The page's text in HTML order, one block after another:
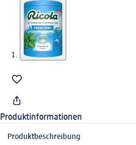
Produktinformationen
Produktbeschreibung